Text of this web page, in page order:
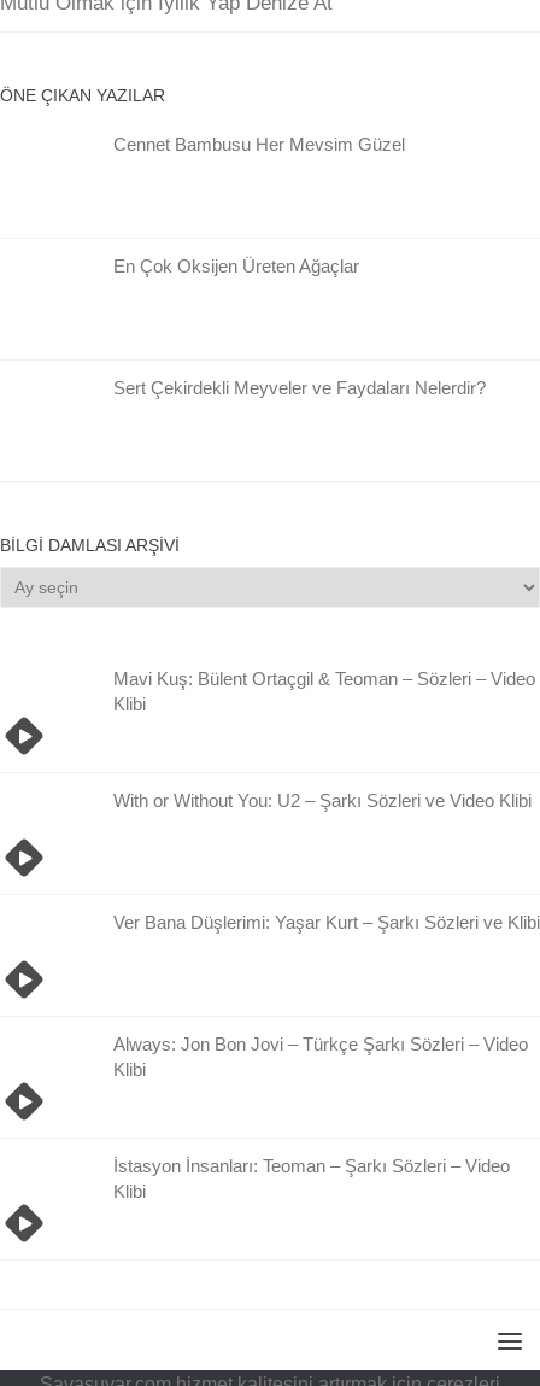
ÖNE ÇIKAN YAZILAR
Cennet Bambusu Her Mevsim Güzel
En Çok Oksijen Üreten Ağaçlar
Sert Çekirdekli Meyveler ve Faydaları Nelerdir?
BILGI DAMLASI ARŞIVI
Bilgi
Damlası
Mavi Kuş: Bülent Ortaçgil & Teoman – Sözleri – Video
Klibi
With or Without You: U2 – Şarkı Sözleri ve Video Klibi
Ver Bana Düşlerimi: Yaşar Kurt – Şarkı Sözleri ve Klibi
Always: Jon Bon Jovi – Türkçe Şarkı Sözleri – Video
Klibi
İstasyon İnsanları: Teoman – Şarkı Sözleri – Video
Klibi